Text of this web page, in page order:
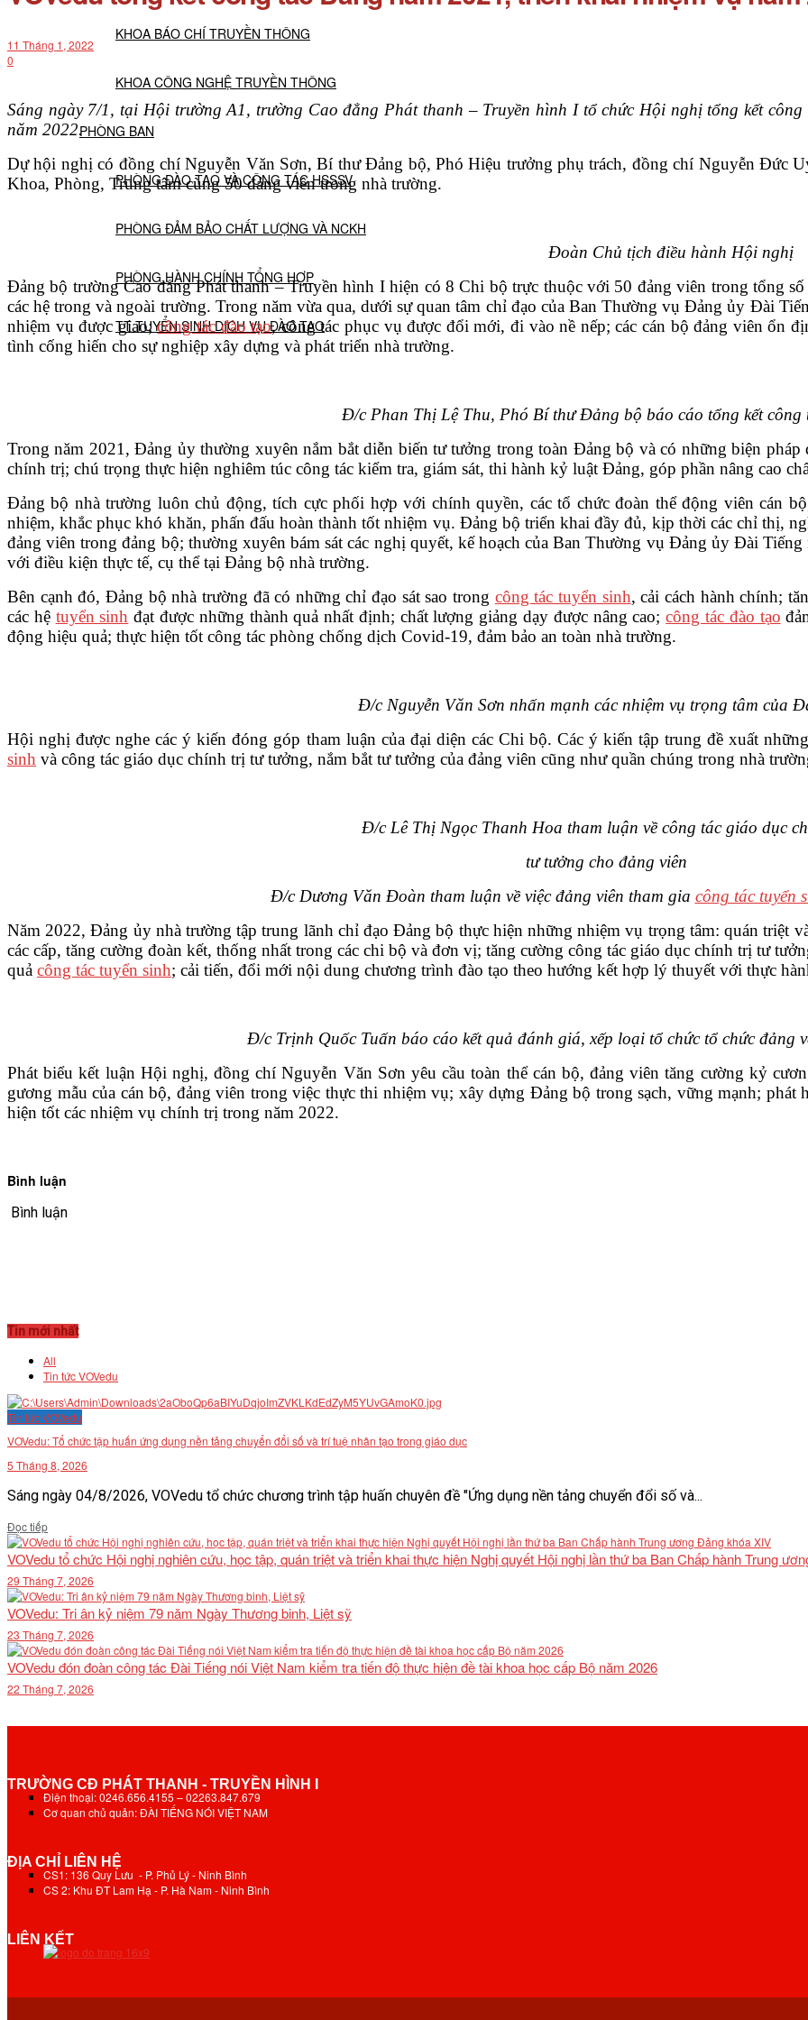
KHOA BÁO CHÍ TRUYỀN THÔNG
KHOA CÔNG NGHỆ TRUYỀN THÔNG
PHÒNG BAN
PHÒNG ĐÀO TẠO VÀ CÔNG TÁC HSSSV
PHÒNG ĐẢM BẢO CHẤT LƯỢNG VÀ NCKH
PHÒNG HÀNH CHÍNH TỔNG HỢP
TT TUYỂN SINH DỊCH VỤ ĐÀO TẠO
THƯ VIỆN
11 Tháng 1, 2022
0
Sáng ngày 7/1, tại Hội trường A1, trường Cao đẳng Phát thanh – Truyền hình I tổ chức Hội nghị tổng kết
năm 2022.
Dự hội nghị có đồng chí Nguyễn Văn Sơn, Bí thư Đảng bộ, Phó Hiệu trưởng phụ trách, đồng chí Nguyễn Đức
Khoa, Phòng, Trung tâm cùng 50 đảng viên trong nhà trường.
Đoàn Chủ tịch điều hành Hội nghị
Đảng bộ trường Cao đẳng Phát thanh – Truyền hình I hiện có 8 Chi bộ trực thuộc với 50 đảng viên trong tổng
các hệ trong và ngoài trường. Trong năm vừa qua, dưới sự quan tâm chỉ đạo của Ban Thường vụ Đảng ủy Đài
nhiệm vụ được giao;công tác đào tạo, công tác phục vụ được đổi mới, đi vào nề nếp; các cán bộ đảng viên ổn
tình cống hiến cho sự nghiệp xây dựng và phát triển nhà trường.
Đ/c Phan Thị Lệ Thu, Phó Bí thư Đảng bộ báo cáo tổng kết công
Trong năm 2021, Đảng ủy thường xuyên nắm bắt diễn biến tư tưởng trong toàn Đảng bộ và có những biện
chính trị; chú trọng thực hiện nghiêm túc công tác kiểm tra, giám sát, thi hành kỷ luật Đảng, góp phần nâng cao
Đảng bộ nhà trường luôn chủ động, tích cực phối hợp với chính quyền, các tổ chức đoàn thể động viên cán
nhiệm, khắc phục khó khăn, phấn đấu hoàn thành tốt nhiệm vụ. Đảng bộ triển khai đầy đủ, kịp thời các chỉ thị,
đảng viên trong đảng bộ; thường xuyên bám sát các nghị quyết, kế hoạch của Ban Thường vụ Đảng ủy Đài
với điều kiện thực tế, cụ thể tại Đảng bộ nhà trường.
Bên cạnh đó, Đảng bộ nhà trường đã có những chỉ đạo sát sao trong công tác tuyển sinh, cải cách hành chính;
các hệ tuyển sinh đạt được những thành quả nhất định; chất lượng giảng dạy được nâng cao;công tác đào tạo
động hiệu quả; thực hiện tốt công tác phòng chống dịch Covid-19, đảm bảo an toàn nhà trường.
Đ/c Nguyễn Văn Sơn nhấn mạnh các nhiệm vụ trọng tâm của
Hội nghịđược nghe các ý kiến đóng góp tham luận của đại diện các Chi bộ. Các ý kiến tập trung đề xuất
sinh và công tác giáo dục chính trị tư tưởng, nắm bắt tư tưởng của đảng viên cũng như quần chúng trong nhà
Đ/c Lê Thị Ngọc Thanh Hoa tham luận về công tác giáo dục
tư tưởng cho đảng viên
Đ/c Dương Văn Đoàn tham luận về việc đảng viên tham gia công tác tuyển
Năm 2022, Đảng ủy nhà trường tập trung lãnh chỉ đạo Đảng bộ thực hiện những nhiệm vụ trọng tâm: quán triệt
các cấp, tăng cường đoàn kết, thống nhất trong các chi bộ và đơn vị; tăng cường công tác giáo dục chính trị tư
quả công tác tuyển sinh; cải tiến, đổi mới nội dung chương trình đào tạo theo hướng kết hợp lý thuyết với thực
Đ/c Trịnh Quốc Tuấn báo cáo kết quả đánh giá, xếp loại tổ chức tổ chức đảng
Phát biểu kết luận Hội nghị, đồng chí Nguyễn Văn Sơn yêu cầu toàn thể cán bộ, đảng viên tăng cường kỷ
gương mẫu của cán bộ, đảng viên trong việc thực thi nhiệm vụ; xây dựng Đảng bộ trong sạch, vững mạnh;
hiện tốt các nhiệm vụ chính trị trong năm 2022.
Bình luận
Bình luận
Tin mới nhất
All
Tin tức VOVedu
Tin tức VOVedu
VOVedu: Tổ chức tập huấn ứng dụng nền tảng chuyển đổi số và trí tuệ nhân tạo trong giáo dục
5 Tháng 8, 2026
Sáng ngày 04/8/2026, VOVedu tổ chức chương trình tập huấn chuyên đề "Ứng dụng nền tảng chuyển đổi số và...
Đọc tiếpDetails
VOVedu tổ chức Hội nghị nghiên cứu, học tập, quán triệt và triển khai thực hiện Nghị quyết Hội nghị lần thứ ba Ban Chấp hành Trung
29 Tháng 7, 2026
VOVedu: Tri ân kỷ niệm 79 năm Ngày Thương binh, Liệt sỹ
23 Tháng 7, 2026
VOVedu đón đoàn công tác Đài Tiếng nói Việt Nam kiểm tra tiến độ thực hiện đề tài khoa học cấp Bộ năm 2026
22 Tháng 7, 2026
TRƯỜNG CĐ PHÁT THANH - TRUYỀN HÌNH I
Điện thoại: 0246.656.4155 – 02263.847.679
Cơ quan chủ quản: ĐÀI TIẾNG NÓI VIỆT NAM
ĐỊA CHỈ LIÊN HỆ
CS1: 136 Quy Lưu - P. Phủ Lý - Ninh Bình
CS 2: Khu ĐT Lam Hạ - P. Hà Nam - Ninh Bình
LIÊN KẾT